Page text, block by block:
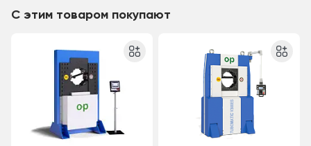
С этим товаром покупают